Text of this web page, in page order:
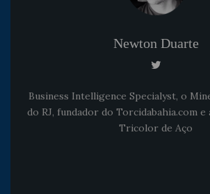
Newton Duarte
Business Intelligence Specialyst, o
do RJ, fundador do Torcidabahia.com e
Tricolor de Aço